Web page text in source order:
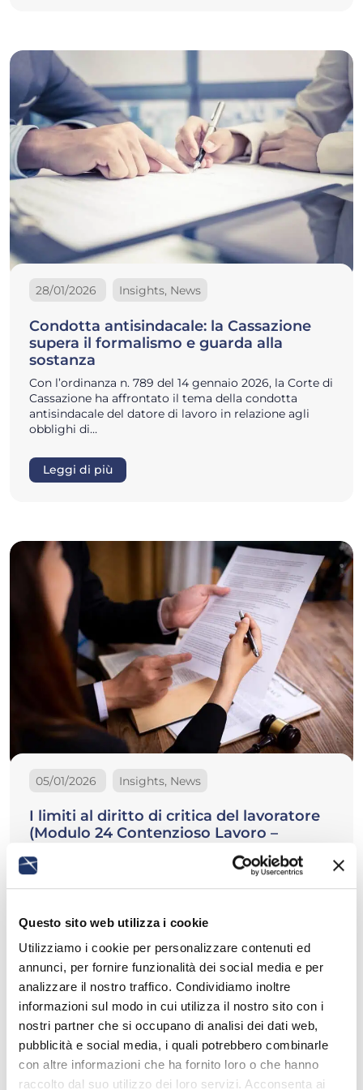
Questo sito web utilizza i cookie
Utilizziamo i cookie per personalizzare contenuti ed
annunci, per fornire funzionalità dei social media e per
analizzare il nostro traffico. Condividiamo inoltre
informazioni sul modo in cui utilizza il nostro sito con i
nostri partner che si occupano di analisi dei dati web,
pubblicità e social media, i quali potrebbero combinarle
con altre informazioni che ha fornito loro o che hanno
raccolto dal suo utilizzo dei loro servizi. Acconsenta ai
28/01/2026 Insights, News
Condotta antisindacale: la Cassazione
supera il formalismo e guarda alla
sostanza
Con l’ordinanza n. 789 del 14 gennaio 2026, la Corte di
Cassazione ha affrontato il tema della condotta
antisindacale del datore di lavoro in relazione agli
obblighi di…
Leggi di più
05/01/2026 Insights, News
I limiti al diritto di critica del lavoratore
(Modulo 24 Contenzioso Lavoro –
Sommario 1. Inquadramento normativo del diritto di
critica2. I limiti giurisprudenziali al diritto di
profili disciplinari4. Il diritto di critica del
normativo…
Leggi di più